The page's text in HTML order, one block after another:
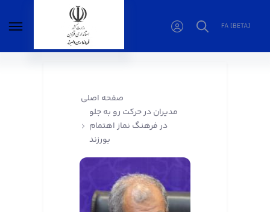
FA [BETA]
صفحه اصلی
مدیران در حرکت رو به جلو
در فرهنگ نماز اهتمام
بورزند